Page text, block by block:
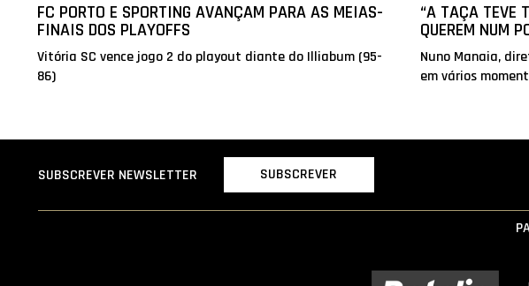
FC PORTO E SPORTING AVANÇAM PARA AS MEIAS-
FINAIS DOS PLAYOFFS
Vitória SC vence jogo 2 do playout diante do Illiabum (95-
86)
“A TAÇA TEVE
QUEREM NUM
Nuno Manaia,
em vários
SUBSCREVER NEWSLETTER SUBSCREVER